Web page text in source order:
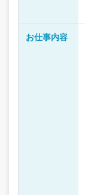
お仕事内容